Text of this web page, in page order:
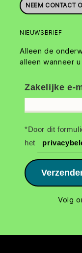
NEEM CONTACT
NIEUWSBRIEF
Alleen de
alleen wanneer
Zakelijke e-
*Door dit
het
Volg